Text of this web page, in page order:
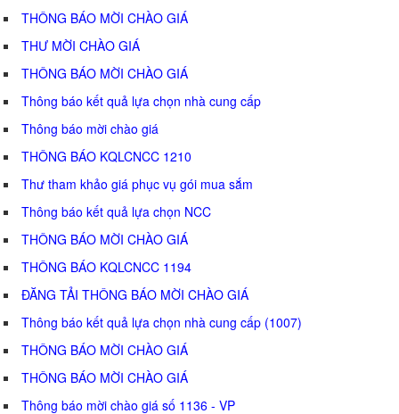
THÔNG BÁO MỜI CHÀO GIÁ
THƯ MỜI CHÀO GIÁ
THÔNG BÁO MỜI CHÀO GIÁ
Thông báo kết quả lựa chọn nhà cung cấp
Thông báo mời chào giá
THÔNG BÁO KQLCNCC 1210
Thư tham khảo giá phục vụ gói mua sắm
Thông báo kết quả lựa chọn NCC
THÔNG BÁO MỜI CHÀO GIÁ
THÔNG BÁO KQLCNCC 1194
ĐĂNG TẢI THÔNG BÁO MỜI CHÀO GIÁ
Thông báo kết quả lựa chọn nhà cung cấp (1007)
THÔNG BÁO MỜI CHÀO GIÁ
THÔNG BÁO MỜI CHÀO GIÁ
Thông báo mời chào giá số 1136 - VP